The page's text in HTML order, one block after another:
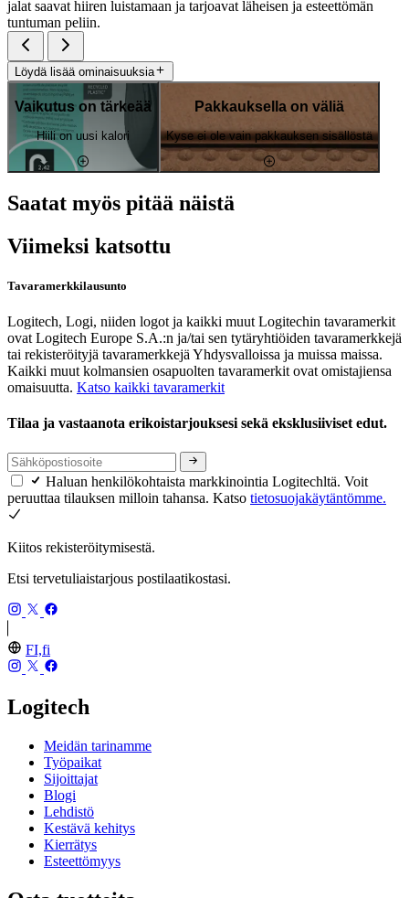
jalat saavat hiiren luistamaan ja tarjoavat läheisen ja esteettömän
tuntuman peliin.
Löydä lisää ominaisuuksia
Vaikutus on tärkeää
Hiili on uusi kalori
Pakkauksella on väliä
Kyse ei ole vain pakkauksen sisällöstä
Saatat myös pitää näistä
Viimeksi katsottu
Tavaramerkkilausunto
Logitech, Logi, niiden logot ja kaikki muut Logitechin tavaramerkit
ovat Logitech Europe S.A.:n ja/tai sen tytäryhtiöiden tavaramerkkejä
tai rekisteröityjä tavaramerkkejä Yhdysvalloissa ja muissa maissa.
Kaikki muut kolmansien osapuolten tavaramerkit ovat omistajiensa
omaisuutta. Katso kaikki tavaramerkit
Tilaa ja vastaanota erikoistarjouksesi sekä eksklusiiviset edut.
Haluan henkilökohtaista markkinointia Logitechltä. Voit
peruuttaa tilauksen milloin tahansa. Katso tietosuojakäytäntömme.
Kiitos rekisteröitymisestä.
Etsi tervetuliaistarjous postilaatikostasi.
FI,fi
Logitech
Meidän tarinamme
Työpaikat
Sijoittajat
Blogi
Lehdistö
Kestävä kehitys
Kierrätys
Esteettömyys